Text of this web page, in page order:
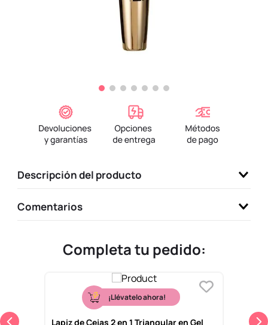
Descripción del producto
Comentarios
Completa tu pedido:
¡Llévatelo ahora!
Lapiz de Cejas 2 en 1 Triangular en Gel